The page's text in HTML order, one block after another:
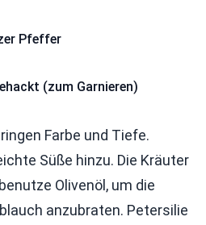
Pfeffer
(zum Garnieren)
Farbe und Tiefe.
Süße hinzu. Die Kräuter
Olivenöl, um die
anzubraten. Petersilie